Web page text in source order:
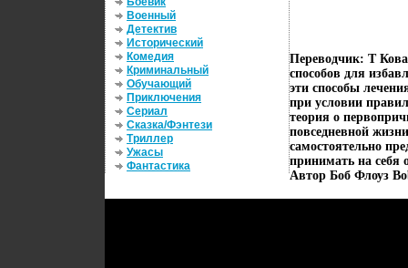
Военный
Детектив
Исторический
Комедия
Криминальный
Обучающий
Приключения
Сериал
Сказка/Фэнтези
Триллер
Ужасы
Фантастика
Переводчик: Т
способов для
эти способы
при условии
теория о
повседневной
самостоятельно
принимать на себя
Автор Боб Флоуз